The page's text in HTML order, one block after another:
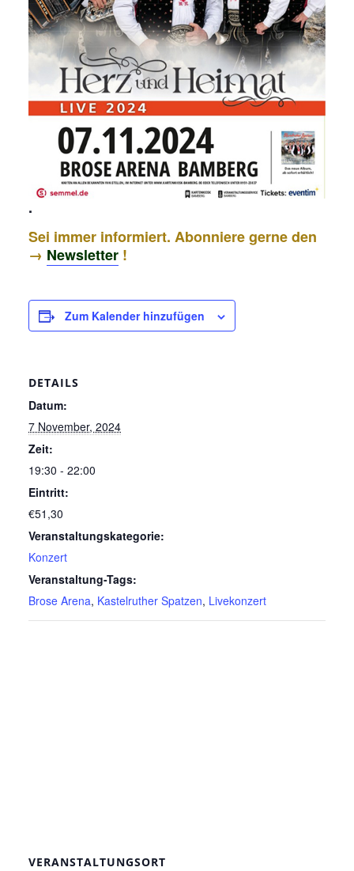
.
Sei immer informiert. Abonniere gerne den
→ Newsletter !
Zum Kalender hinzufügen
DETAILS
Datum:
7 November, 2024
Zeit:
19:30 - 22:00
Eintritt:
€51,30
Veranstaltungskategorie:
Konzert
Veranstaltung-Tags:
Brose Arena, Kastelruther Spatzen, Livekonzert
VERANSTALTUNGSORT